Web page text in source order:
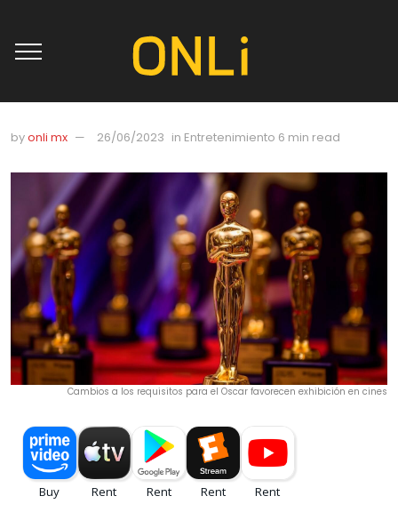
byonli mx 26/06/2023 in Entretenimiento 6 min read
Cambios a los requisitos para el Oscar favorecen exhibición en cines